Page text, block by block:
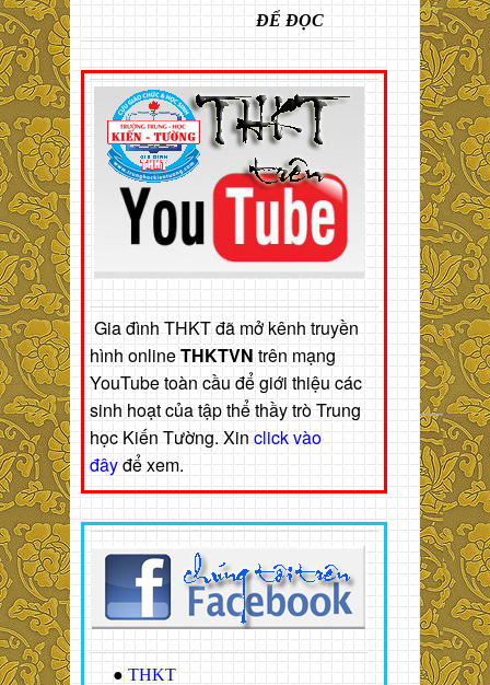
ĐỂ ĐỌC
Gia đình THKT đã mở kênh truyền
hình onlineTHKTVN trên mạng
YouTube toàn cầu để giới thiệu các
sinh hoạt của tập thể thầy trò Trung
học Kiến Tường. Xin click vào
đâyđể xem.
● THKT